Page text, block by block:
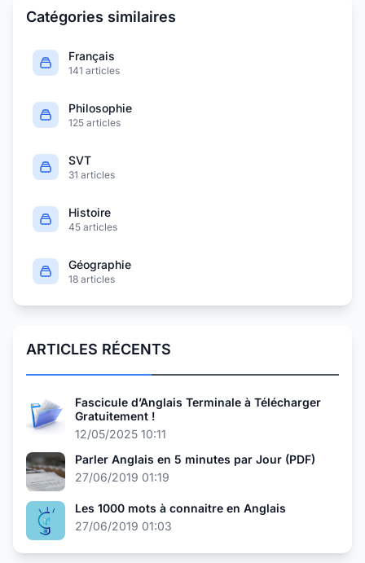
Catégories similaires
Français
141 articles
Philosophie
125 articles
SVT
31 articles
Histoire
45 articles
Géographie
18 articles
ARTICLES RÉCENTS
Fascicule d’Anglais Terminale à Télécharger
Gratuitement !
12/05/2025 10:11
Parler Anglais en 5 minutes par Jour (PDF)
27/06/2019 01:19
Les 1000 mots à connaitre en Anglais
27/06/2019 01:03